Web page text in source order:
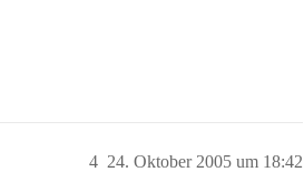
24. Oktober 2005 um 18:42
4